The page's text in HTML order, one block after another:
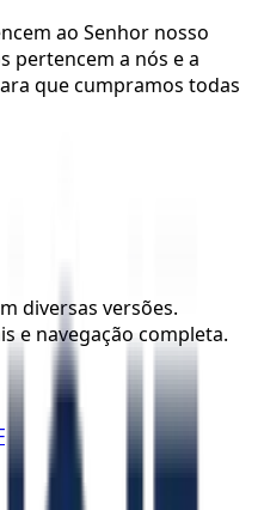
ao Senhor nosso
pertencem a nós e a
que cumpramos todas
diversas versões.
e navegação completa.